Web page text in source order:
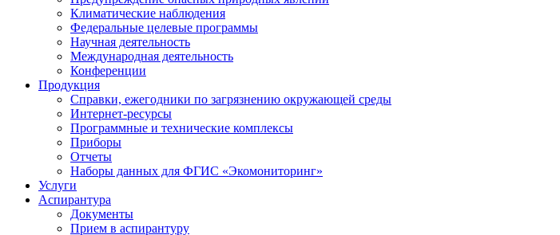
Климатические наблюдения
Федеральные целевые программы
Научная деятельность
Международная деятельность
Конференции
Продукция
Справки, ежегодники по загрязнению окружающей среды
Интернет-ресурсы
Программные и технические комплексы
Приборы
Отчеты
Наборы данных для ФГИС «Экомониторинг»
Услуги
Аспирантура
Документы
Прием в аспирантуру